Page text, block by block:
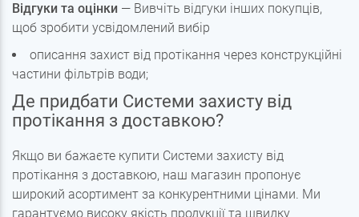
Відгуки та оцінки — Вивчіть відгуки інших покупців,
щоб зробити усвідомлений вибір
описання захист від протікання через конструкційні
частини фільтрів води;
Де придбати Системи захисту від
протікання з доставкою?
Якщо ви бажаєте купити Системи захисту від
протікання з доставкою, наш магазин пропонує
широкий асортимент за конкурентними цінами. Ми
гарантуємо високу якість продукції та швидку